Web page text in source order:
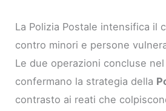
La Polizia Postale intensifica il
contro minori e persone
Le due operazioni concluse
confermano la strategia della
contrasto ai reati che